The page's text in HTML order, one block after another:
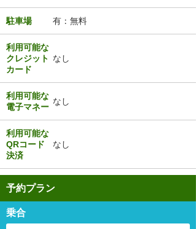
駐車場 有：無料
利用可能な
クレジット
カード
なし
利用可能な
電子マネー
なし
利用可能な
QRコード
決済
なし
予約プラン
乗合